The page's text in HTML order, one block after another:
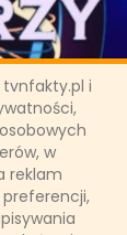
tvnfakty.pl i
w
reklam
za
o wielkie
wiedza nie